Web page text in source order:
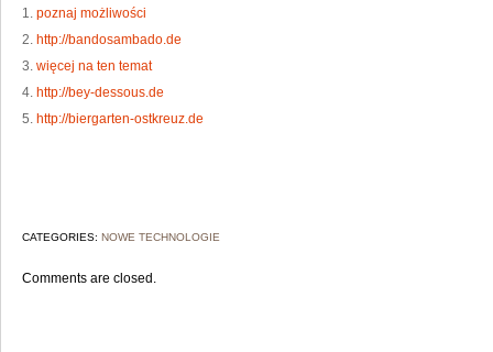
1. poznaj możliwości
2. http://bandosambado.de
3. więcej na ten temat
4. http://bey-dessous.de
5. http://biergarten-ostkreuz.de
CATEGORIES: NOWE TECHNOLOGIE
Comments are closed.